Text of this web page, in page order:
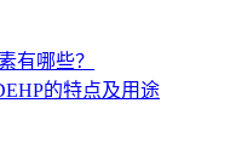
有哪些？
的特点及用途